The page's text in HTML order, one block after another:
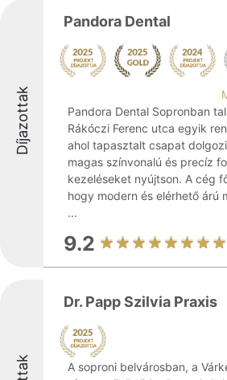
Díjazottak
Pandora Dental
Pandora Dental Sopronban
Rákóczi Ferenc utca egyik
ahol tapasztalt csapat
magas színvonalú és precíz
kezeléseket nyújtson. A cég
hogy modern és elérhető árú
...
9.2
Dr. Papp Szilvia Praxis
A soproni belvárosban, a